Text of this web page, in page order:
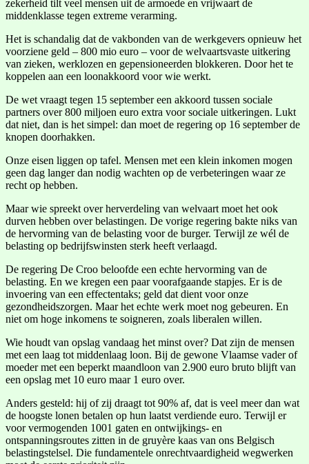
zekerheid tilt veel mensen uit de armoede en vrijwaart de
middenklasse tegen extreme verarming.
Het is schandalig dat de vakbonden van de werkgevers opnieuw het
voorziene geld – 800 mio euro – voor de welvaartsvaste uitkering
van zieken, werklozen en gepensioneerden blokkeren. Door het te
koppelen aan een loonakkoord voor wie werkt.
De wet vraagt tegen 15 september een akkoord tussen sociale
partners over 800 miljoen euro extra voor sociale uitkeringen. Lukt
dat niet, dan is het simpel: dan moet de regering op 16 september de
knopen doorhakken.
Onze eisen liggen op tafel. Mensen met een klein inkomen mogen
geen dag langer dan nodig wachten op de verbeteringen waar ze
recht op hebben.
Maar wie spreekt over herverdeling van welvaart moet het ook
durven hebben over belastingen. De vorige regering bakte niks van
de hervorming van de belasting voor de burger. Terwijl ze wél de
belasting op bedrijfswinsten sterk heeft verlaagd.
De regering De Croo beloofde een echte hervorming van de
belasting. En we kregen een paar voorafgaande stapjes. Er is de
invoering van een effectentaks; geld dat dient voor onze
gezondheidszorgen. Maar het echte werk moet nog gebeuren. En
niet om hoge inkomens te soigneren, zoals liberalen willen.
Wie houdt van opslag vandaag het minst over? Dat zijn de mensen
met een laag tot middenlaag loon. Bij de gewone Vlaamse vader of
moeder met een beperkt maandloon van 2.900 euro bruto blijft van
een opslag met 10 euro maar 1 euro over.
Anders gesteld: hij of zij draagt tot 90% af, dat is veel meer dan wat
de hoogste lonen betalen op hun laatst verdiende euro. Terwijl er
voor vermogenden 1001 gaten en ontwijkings- en
ontspanningsroutes zitten in de gruyère kaas van ons Belgisch
belastingstelsel. Die fundamentele onrechtvaardigheid wegwerken